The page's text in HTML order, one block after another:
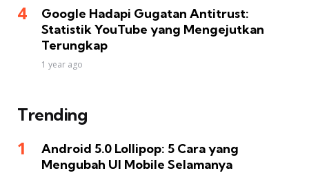
Google Hadapi Gugatan Antitrust:
Statistik YouTube yang Mengejutkan
Terungkap
1 year ago
Trending
Android 5.0 Lollipop: 5 Cara yang
Mengubah UI Mobile Selamanya